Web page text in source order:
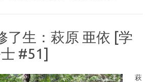
了生：萩原 亜依 [学
#51]
萩